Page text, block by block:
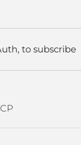
to subscribe